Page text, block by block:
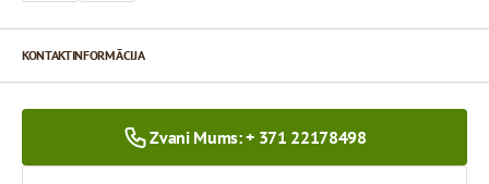
KONTAKTINFORMĀCIJA
Zvani Mums: + 371 22178498